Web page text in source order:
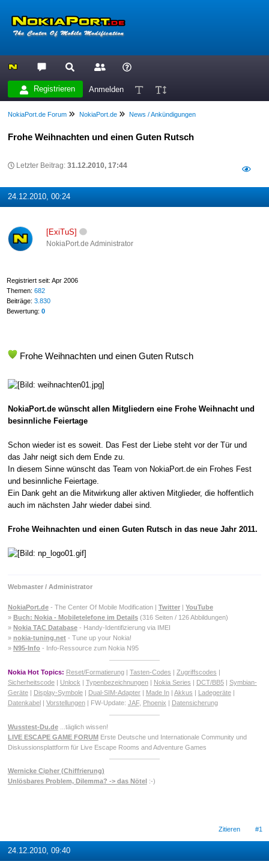
Registrieren Anmelden
NokiaPort.de Forum NokiaPort.de News / Ankündigungen
Frohe Weihnachten und einen Guten Rutsch
Letzter Beitrag:31.12.2010, 17:44
24.12.2010, 00:24
[ExiTuS]
NokiaPort.de Administrator
Registriert seit: Apr 2006
Themen: 682
Beiträge: 3.830
Bewertung: 0
Frohe Weihnachten und einen Guten Rutsch
NokiaPort.de wünscht allen Mitgliedern eine Frohe Weihnacht und
besinnliche Feiertage
Schon wieder ist es soweit. Das Fest der Liebe steht vor der Tür und
das Jahr neigt sich dem Ende zu.
In diesem Sinne wünscht das Team von NokiaPort.de ein Frohes Fest
und besinnliche Feiertage.
Ein Dank geht an die Mitwirkung aller aktiven Mitglieder, die hoffentlich
auch im nächsten Jahr wieder dabei sind.
Frohe Weihnachten und einen Guten Rutsch in das neue Jahr 2011.
Webmaster / Administrator
NokiaPort.de- The Center Of Mobile Modification | Twitter| YouTube
» Buch: Nokia - Mobiletelefone im Details(316 Seiten / 126 Abbildungen)
» Nokia TAC Database- Handy-Identifizierung via IMEI
» nokia-tuning.net- Tune up your Nokia!
» N95-Info - Info-Ressource zum Nokia N95
Nokia Hot Topics: Reset/Formatierung| Tasten-Codes | Zugriffscodes |
Sicherheitscode| Unlock | Typenbezeichnungen| Nokia Series | DCT/BB5| Symbian-
Geräte| Display-Symbole| Dual-SIM-Adapter| Made In| Akkus | Ladegeräte|
Datenkabel| Vorstellungen| FW-Update: JAF, Phoenix | Datensicherung
Wusstest-Du.de...täglich wissen!
LIVE ESCAPE GAME FORUMErste Deutsche und Internationale Community und
Diskussionsplattform für Live Escape Rooms and Adventure Games
Wernicke Cipher (Chiffrierung)
Unlösbares Problem, Dilemma? -> das Nötel :-)
Zitieren #1
24.12.2010, 09:40